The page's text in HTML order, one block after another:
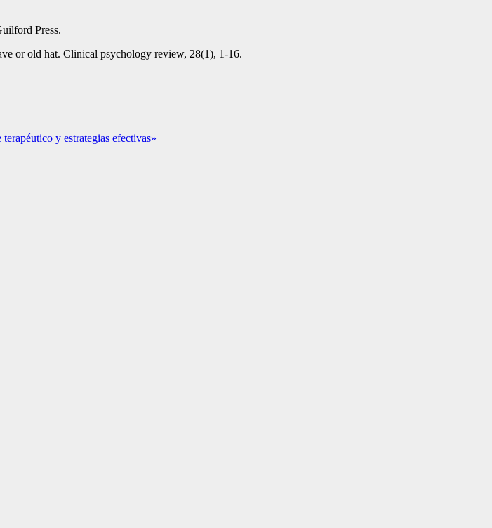
Press.
or old hat. Clinical psychology review, 28(1), 1-16.
y estrategias efectivas»